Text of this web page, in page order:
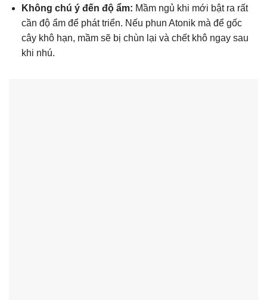
Không chú ý đến độ ẩm: Mầm ngủ khi mới bật ra rất
cần độ ẩm để phát triển. Nếu phun Atonik mà để gốc
cây khô hạn, mầm sẽ bị chùn lại và chết khô ngay sau
khi nhú.